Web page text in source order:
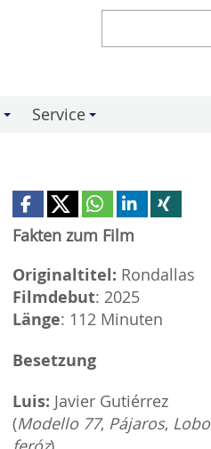
Service
Fakten zum Film
Originaltitel: Rondallas
Filmdebut: 2025
Länge: 112 Minuten
Besetzung
Luis: Javier Gutiérrez
(Modello 77, Pájaros, Lobo